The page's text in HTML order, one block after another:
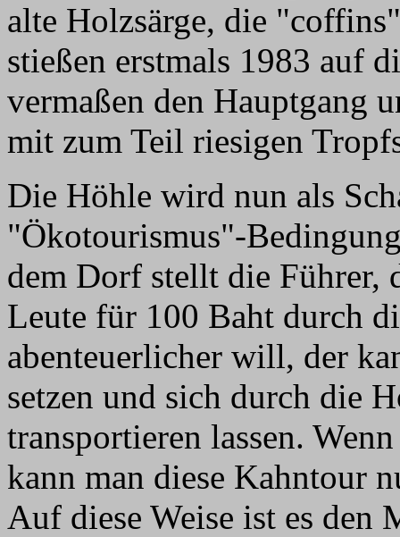
alte Holzsärge, die
stießen erstmals 1983 auf
vermaßen den Hauptgang
mit zum Teil riesigen
Die Höhle wird nun als
"Ökotourismus"-
dem Dorf stellt die Führer,
Leute für 100 Baht durch
abenteuerlicher will, der
setzen und sich durch die
transportieren lassen.
kann man diese Kahntour
Auf diese Weise ist es den